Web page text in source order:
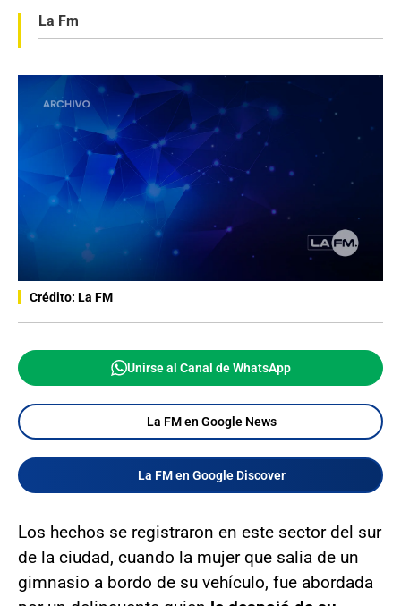
La Fm
Crédito: La FM
Unirse al Canal de WhatsApp
La FM en Google News
La FM en Google Discover
Los hechos se registraron en este sector del sur
de la ciudad, cuando la mujer que salia de un
gimnasio a bordo de su vehículo, fue abordada